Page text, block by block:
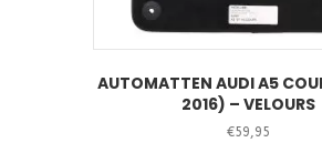
AUTOMATTEN AUDI A5
2016) – VELOURS
€59,95